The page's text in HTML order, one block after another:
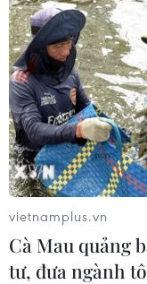
diện yêu cầu cải tổ
vietnamplus.vn
Cà Mau quảng
tư, đưa ngành